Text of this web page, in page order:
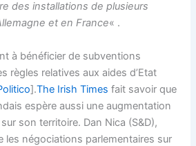
des installations de plusieurs
et en France« .
à bénéficier de subventions
règles relatives aux aides d’Etat
].The Irish Times fait savoir que
espère aussi une augmentation
son territoire. Dan Nica (S&D),
les négociations parlementaires sur